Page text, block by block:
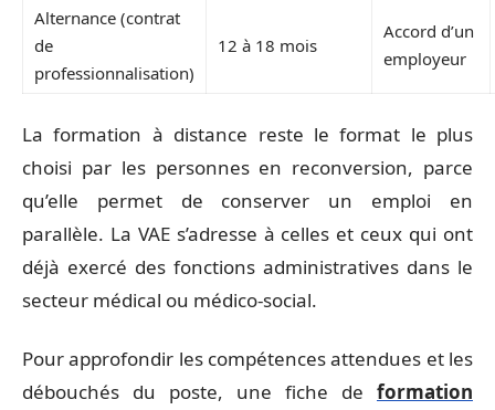
Alternance (contrat
de
professionnalisation)
12 à 18 mois
Accord d’un
employeur
La formation à distance reste le format le plus
choisi par les personnes en reconversion, parce
qu’elle permet de conserver un emploi en
parallèle. La VAE s’adresse à celles et ceux qui ont
déjà exercé des fonctions administratives dans le
secteur médical ou médico-social.
Pour approfondir les compétences attendues et les
débouchés du poste, une fiche de formation